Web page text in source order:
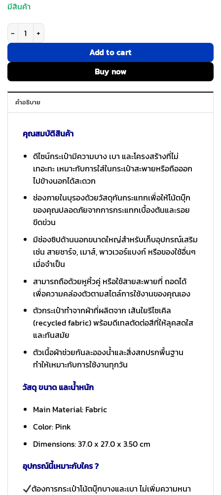
มีสินค้า
จำนวน กระเป๋าโน๊ตบุ๊ค Tucano รุ่น Smilza - Laptops 14"/ Macbook Pro
Add to cart
Buy now
คำอธิบาย
คุณสมบัติสินค้า
ดีไซน์กระเป๋ามีความบาง เบา และโครงสร้างที่ไม่
เทอะทะ เหมาะกับการใส่ในกระเป๋าสะพายหรือถือออก
ไปข้างนอกได้สะดวก
ช่องภายในบุรองด้วยวัสดุกันกระแทกเพื่อให้โน้ตบุ๊ก
ของคุณปลอดภัยจากการกระแทกเบื้องต้นและรอย
ขีดข่วน
มีช่องซิปด้านนอกขนาดใหญ่สำหรับเก็บอุปกรณ์เสริม
เช่น สายชาร์จ, เมาส์, พาวเวอร์แบงก์ หรือของใช้อื่นๆ
เมื่อจำเป็น
สามารถถือด้วยหูหิ้วคู่ หรือใช้สายสะพายที่ ถอดได้
เพื่อความคล่องตัวตามสไตล์การใช้งานของคุณเอง
ตัวกระเป๋าทำจากผ้าที่ผลิตจาก เส้นใยรีไซเคิล
(recycled fabric) พร้อมดีเทลตัดต่อสีที่ให้ลุคสดใส
และทันสมัย
ตัวเนื้อผ้าช่วยกันละอองน้ำและสิ่งสกปรกพื้นฐาน
ทำให้เหมาะกับการใช้งานทุกวัน
วัสดุ ขนาด และน้ำหนัก
Main Material: Fabric
Color: Pink
Dimensions: 37.0 x 27.0 x 3.50 cm
อุปกรณ์นี้เหมาะกับใคร ?
ต้องการกระเป๋าโน้ตบุ๊กบางและเบา ไม่เพิ่มความหนา